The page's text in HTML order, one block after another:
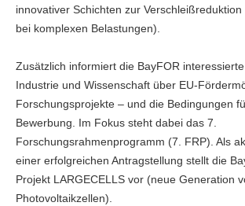
innovativer Schichten zur
bei komplexen Belastungen).
Zusätzlich informiert die BayFOR
Industrie und Wissenschaft über EU-
Forschungsprojekte – und die Bedingungen
Bewerbung. Im Fokus steht dabei das 7.
Forschungsrahmenprogramm (7. FRP). Als
einer erfolgreichen Antragstellung stellt die
Projekt LARGECELLS vor (neue Generation
Photovoltaikzellen).